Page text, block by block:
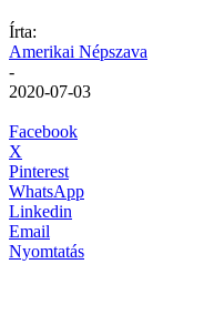
Írta:
Amerikai Népszava
-
2020-07-03
Facebook
X
Pinterest
WhatsApp
Linkedin
Email
Nyomtatás